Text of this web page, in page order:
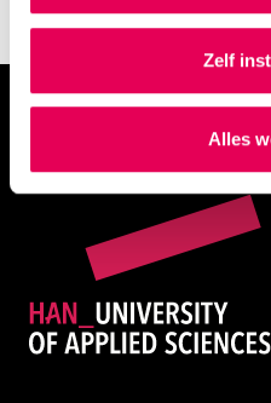
Als je op ‘Alles accepteren’
toestemming om cookies
gepersonaliseerde
cookiestatement. Via
instellen welke cookies we
toestemming altijd wijzigen
cookiestatement
Zelf
Alles
Zet stagiairs of